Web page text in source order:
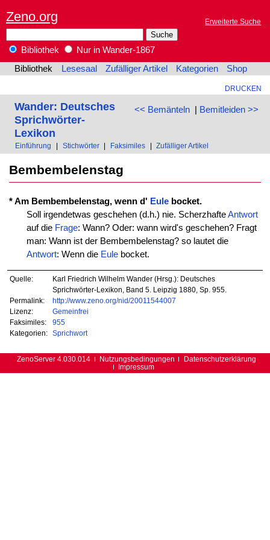
Zeno.org Erweiterte Suche
Bibliothek
Nur in Wander-1867
Bibliothek
Lesesaal Zufälliger Artikel Kategorien Shop
DRUCKEN
<< Bemänteln| Bemitleiden >>
Wander: Deutsches
Sprichwörter-
Lexikon
Einführung Stichwörter Faksimiles Zufälliger Artikel
Bembembelenstag
* Am Bembembelenstag, wenn d' Eulebocket.
Soll irgendetwas geschehen (d.h.) nie. ScherzhafteAntwort
auf die Frage: Wann? Oder: wann wird's geschehen? Fragt
man: Wann ist der Bembembelenstag? so lautet die
Antwort: Wenn die Eulebocket.
Quelle:
Karl Friedrich Wilhelm Wander (Hrsg.): Deutsches
Sprichwörter-Lexikon, Band 5. Leipzig 1880, Sp. 955.
Permalink:
http://www.zeno.org/nid/20011544007
Lizenz:
Gemeinfrei
Faksimiles:
955
Kategorien:
Sprichwort
ZenoServer 4.030.014 Nutzungsbedingungen
Datenschutzerklärung
Impressum